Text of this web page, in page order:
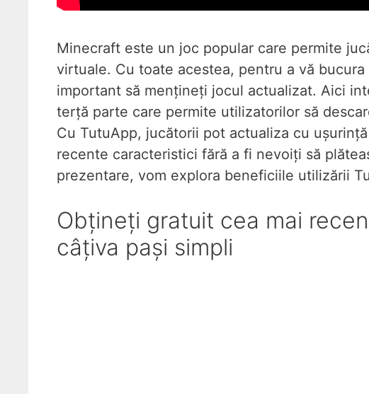
Minecraft este un joc popular care permite
virtuale. Cu toate acestea, pentru a vă
important să mențineți jocul actualizat. Aici
terță parte care permite utilizatorilor să
Cu TutuApp, jucătorii pot actualiza cu
recente caracteristici fără a fi nevoiți să
prezentare, vom explora beneficiile utilizării
Obțineți gratuit cea mai
câțiva pași simpli